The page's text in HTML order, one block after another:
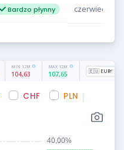
Bardzo płynny czerwiec 2026
CHF PLN